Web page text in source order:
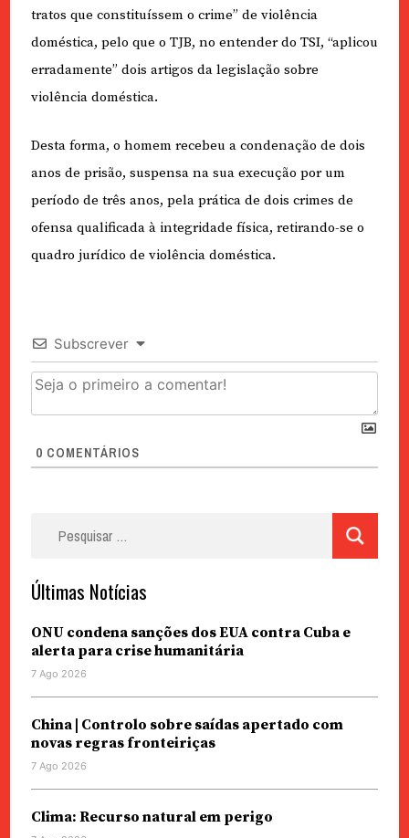
tratos que constituíssem o crime” de violência
doméstica, pelo que o TJB, no entender do TSI, “aplicou
erradamente” dois artigos da legislação sobre
violência doméstica.
Desta forma, o homem recebeu a condenação de dois
anos de prisão, suspensa na sua execução por um
período de três anos, pela prática de dois crimes de
ofensa qualificada à integridade física, retirando-se o
quadro jurídico de violência doméstica.
Subscrever
0 COMENTÁRIOS
Últimas Notícias
ONU condena sanções dos EUA contra Cuba e
alerta para crise humanitária
7 Ago 2026
China | Controlo sobre saídas apertado com
novas regras fronteiriças
7 Ago 2026
Clima: Recurso natural em perigo